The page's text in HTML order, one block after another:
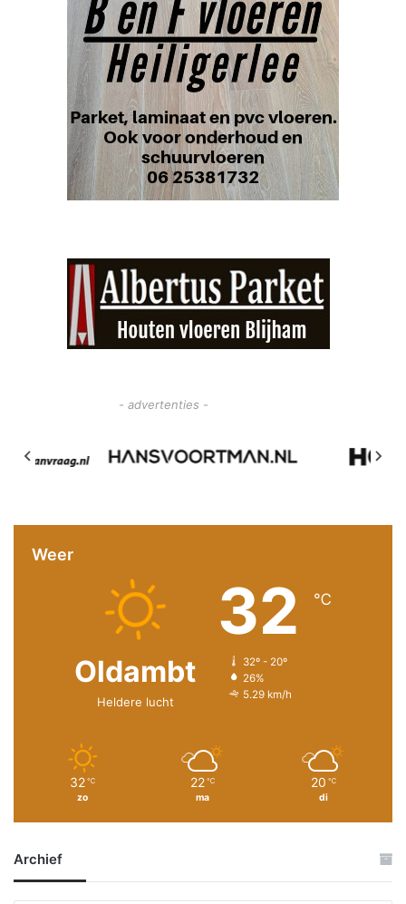
- advertenties -
Weer
Oldambt
Heldere lucht
32 ℃
32º - 20º
26%
5.29 km/h
32 ℃
zo
22 ℃
ma
20 ℃
di
Archief